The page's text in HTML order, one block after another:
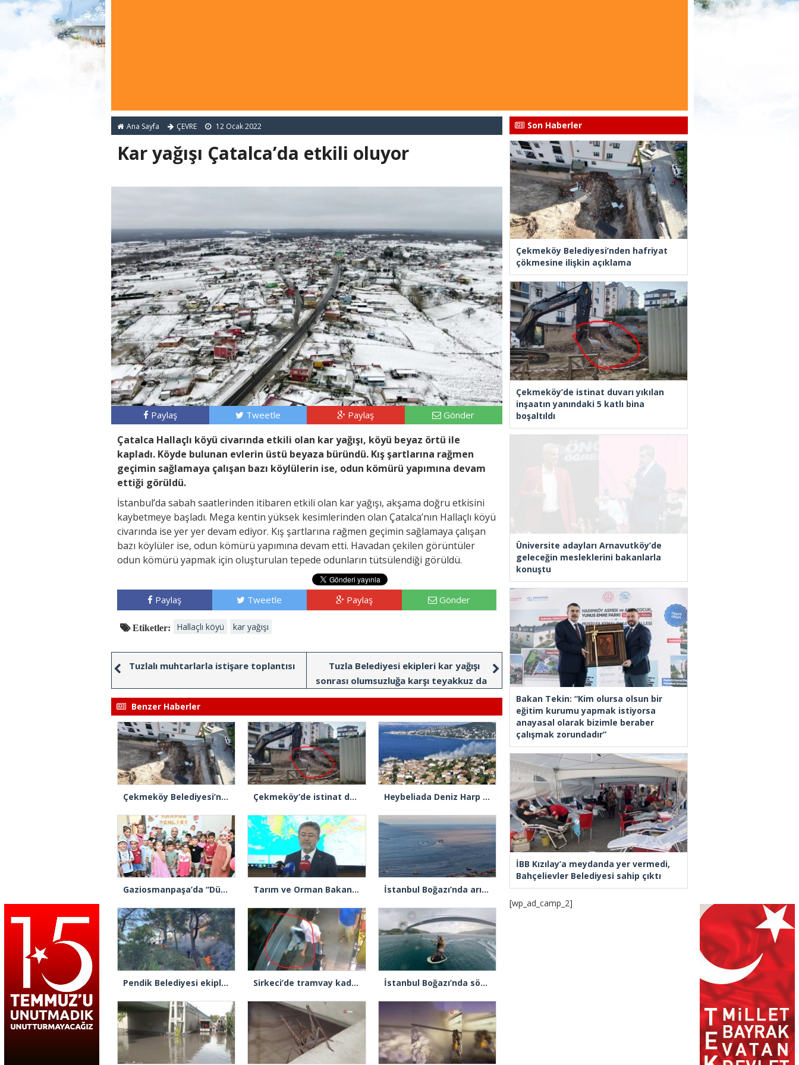
Ana Sayfa ÇEVRE 12 Ocak 2022
Kar yağışı Çatalca’da etkili oluyor
Paylaş Tweetle Paylaş Gönder
Çatalca Hallaçlı köyü civarında etkili olan kar yağışı, köyü beyaz örtü ile
kapladı. Köyde bulunan evlerin üstü beyaza büründü. Kış şartlarına rağmen
geçimin sağlamaya çalışan bazı köylülerin ise, odun kömürü yapımına devam
ettiği görüldü.
İstanbul’da sabah saatlerinden itibaren etkili olan kar yağışı, akşama doğru etkisini
kaybetmeye başladı. Mega kentin yüksek kesimlerinden olan Çatalca’nın Hallaçlı köyü
civarında ise yer yer devam ediyor. Kış şartlarına rağmen geçimin sağlamaya çalışan
bazı köylüler ise, odun kömürü yapımına devam etti. Havadan çekilen görüntüler
odun kömürü yapmak için oluşturulan tepede odunların tütsülendiği görüldü.
Paylaş Tweetle Paylaş Gönder
Etiketler: Hallaçlı köyü kar yağışı
Tuzlalı muhtarlarla istişare toplantısı
Tuzla Belediyesi ekipleri kar yağışı
sonrası olumsuzluğa karşı teyakkuz da
Benzer Haberler
Çekmeköy Belediyesi’nden hafriyat çökmesine ilişkin açıklama Çekmeköy’de istinat duvarı yıkılan inşaatın yanındaki 5 katlı bina boşaltıldı Heybeliada Deniz Harp Okulu’nda çıkan yangın söndürüldü
Gaziosmanpaşa’da “Dünya Karpuz Günü” festival havasında kutlandı Tarım ve Orman Bakanı İbrahim Yumaklı: “Son 3 günde 260 yangına müdahale ettik, 258’i kontrol altına aldık” İstanbul Boğazı’nda arızalanan gemi Ahırkapı’ya demirlendi
Pendik Belediyesi ekipleri Balıkesir’deki orman yangınına müdahale ediyor Sirkeci’de tramvay kadına çarptı İstanbul Boğazı’nda sörf yaparken fırtınaya yakalandılar
Son Haberler
Çekmeköy Belediyesi’nden hafriyat
çökmesine ilişkin açıklama
Çekmeköy’de istinat duvarı yıkılan
inşaatın yanındaki 5 katlı bina
boşaltıldı
Üniversite adayları Arnavutköy’de
geleceğin mesleklerini bakanlarla
konuştu
Bakan Tekin: “Kim olursa olsun bir
eğitim kurumu yapmak istiyorsa
anayasal olarak bizimle beraber
çalışmak zorundadır”
İBB Kızılay’a meydanda yer vermedi,
Bahçelievler Belediyesi sahip çıktı
[wp_ad_camp_2]